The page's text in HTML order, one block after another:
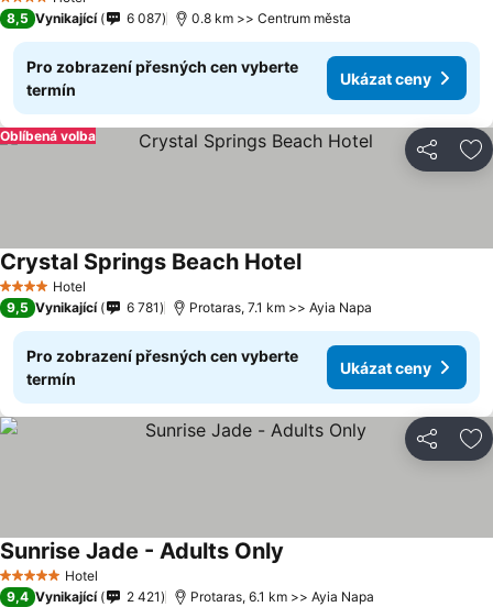
4 Počet hvězdiček
8,5 Vynikající 6 087 0.8 km >> Centrum města
Pro zobrazení přesných cen vyberte
termín
Ukázat ceny
Sdílet
Oblíbená volba
4 Počet hvězdiček
Hotel
Crystal Springs Beach HotelUkázat ceny
9,5 Vynikající 6 781 Protaras, 7.1 km >> Ayia Napa
Pro zobrazení přesných cen vyberte
termín
Ukázat ceny
Sdílet
5 Počet hvězdiček
Hotel
Sunrise Jade - Adults Only
9,4 Vynikající 2 421 Protaras, 6.1 km >> Ayia Napa